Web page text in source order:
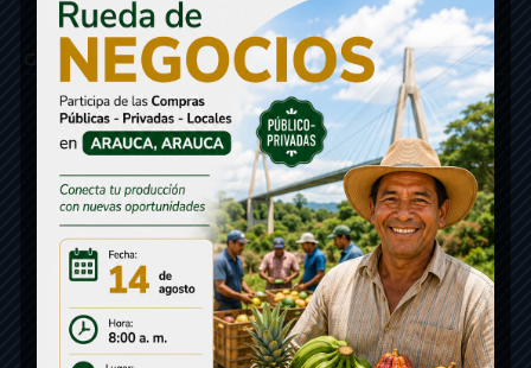
Gobernación de Arauca